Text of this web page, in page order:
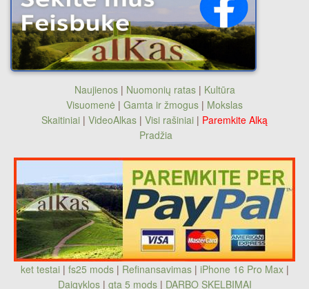
Naujienos| Nuomonių ratas| Kultūra
Visuomenė | Gamta ir žmogus | Mokslas
Skaitiniai | VideoAlkas | Visi rašiniai | Paremkite Alką
Pradžia
ket testai | fs25 mods| Refinansavimas| iPhone 16 Pro Max|
Daigyklos| gta 5 mods | DARBO SKELBIMAI